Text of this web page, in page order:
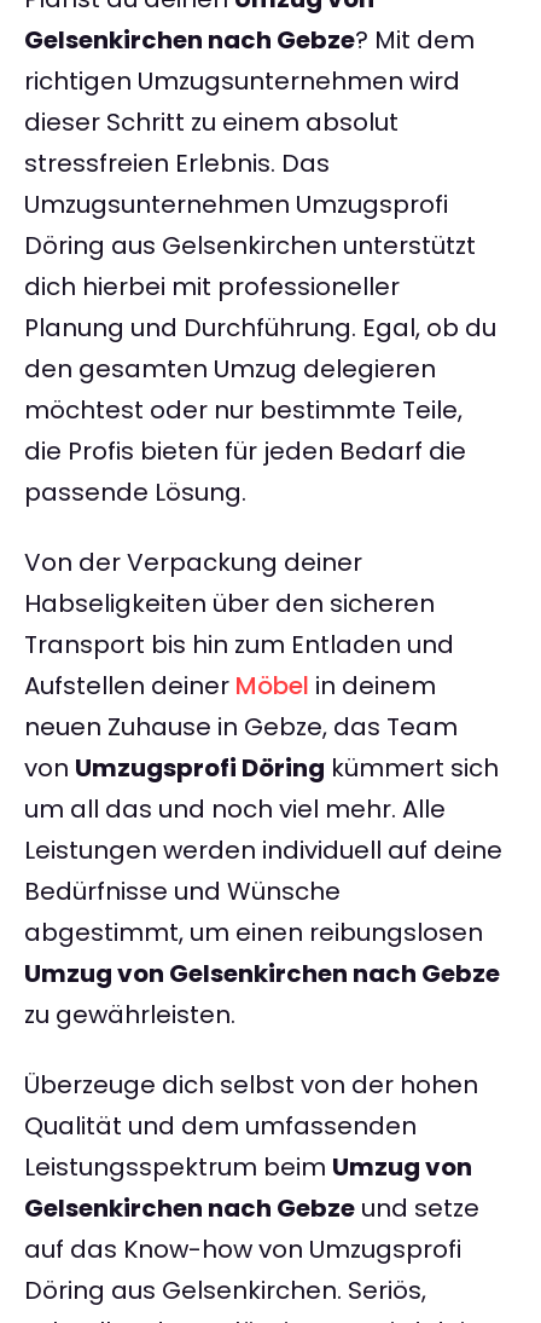
Gelsenkirchen nach Gebze? Mit dem
richtigen Umzugsunternehmen wird
dieser Schritt zu einem absolut
stressfreien Erlebnis. Das
Umzugsunternehmen Umzugsprofi
Döring aus Gelsenkirchen unterstützt
dich hierbei mit professioneller
Planung und Durchführung. Egal, ob du
den gesamten Umzug delegieren
möchtest oder nur bestimmte Teile,
die Profis bieten für jeden Bedarf die
passende Lösung.
Von der Verpackung deiner
Habseligkeiten über den sicheren
Transport bis hin zum Entladen und
Aufstellen deiner Möbel in deinem
neuen Zuhause in Gebze, das Team
von Umzugsprofi Döring kümmert sich
um all das und noch viel mehr. Alle
Leistungen werden individuell auf deine
Bedürfnisse und Wünsche
abgestimmt, um einen reibungslosen
Umzug von Gelsenkirchen nach Gebze
zu gewährleisten.
Überzeuge dich selbst von der hohen
Qualität und dem umfassenden
Leistungsspektrum beim Umzug von
Gelsenkirchen nach Gebze und setze
auf das Know-how von Umzugsprofi
Döring aus Gelsenkirchen. Seriös,